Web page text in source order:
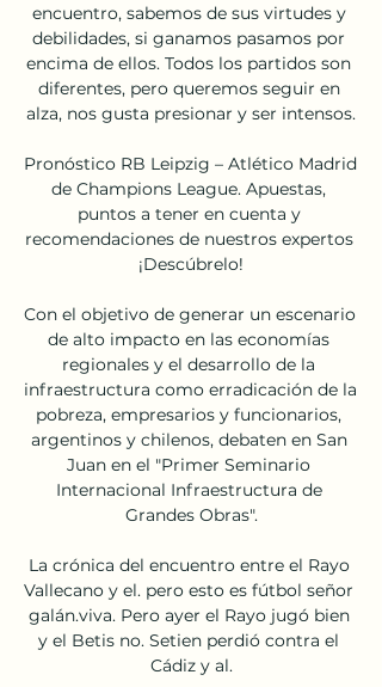
encuentro, sabemos de sus virtudes y
debilidades, si ganamos pasamos por
encima de ellos. Todos los partidos son
diferentes, pero queremos seguir en
alza, nos gusta presionar y ser intensos.
Pronóstico RB Leipzig – Atlético Madrid
de Champions League. Apuestas,
puntos a tener en cuenta y
recomendaciones de nuestros expertos
¡Descúbrelo!
Con el objetivo de generar un escenario
de alto impacto en las economías
regionales y el desarrollo de la
infraestructura como erradicación de la
pobreza, empresarios y funcionarios,
argentinos y chilenos, debaten en San
Juan en el "Primer Seminario
Internacional Infraestructura de
Grandes Obras".
La crónica del encuentro entre el Rayo
Vallecano y el. pero esto es fútbol señor
galán.viva. Pero ayer el Rayo jugó bien
y el Betis no. Setien perdió contra el
Cádiz y al.